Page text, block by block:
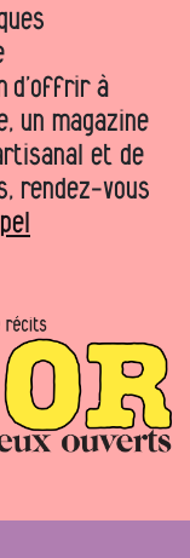
d’offrir à
un magazine
et de
rendez-vous